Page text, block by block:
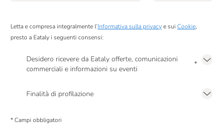
Letta e compresa integralmente l’Informativa sulla privacye sui Cookie,
presto a Eataly i seguenti consensi:
Desidero ricevere da Eataly offerte, comunicazioni
commerciali e informazioni su eventi
*
Finalità di profilazione
comunicazioni commerciali personalizzate, in caso di consenso prestato ai
* Campi obbligatori